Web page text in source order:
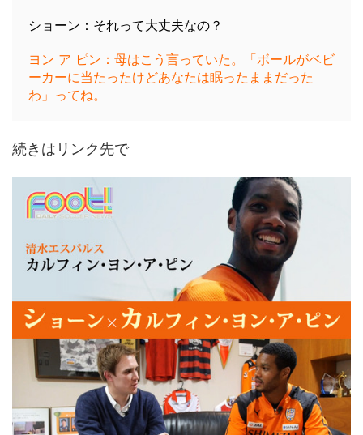
ショーン：それって大丈夫なの？
ヨン ア ピン：母はこう言っていた。「ボールがベビ
ーカーに当たったけどあなたは眠ったままだった
わ」ってね。
続きはリンク先で